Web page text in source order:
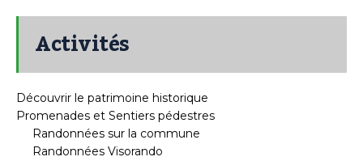
Activités
Découvrir le patrimoine historique
Promenades et Sentiers pédestres
Randonnées sur la commune
Randonnées Visorando